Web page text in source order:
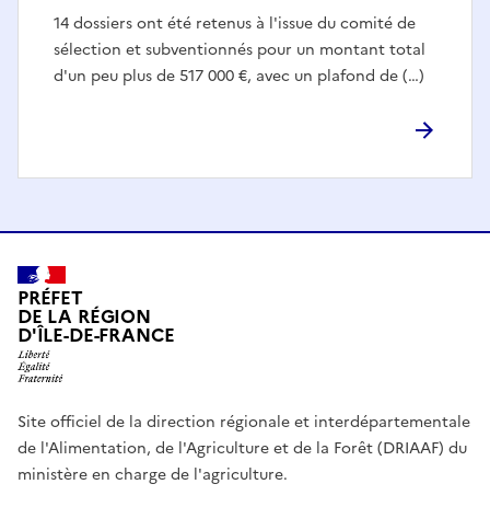
14 dossiers ont été retenus à l'issue du comité de
sélection et subventionnés pour un montant total
d'un peu plus de 517 000 €, avec un plafond de (…)
PRÉFET
DE LA RÉGION
D'ÎLE-DE-FRANCE
Site officiel de la direction régionale et interdépartementale
de l'Alimentation, de l'Agriculture et de la Forêt (DRIAAF) du
ministère en charge de l'agriculture.